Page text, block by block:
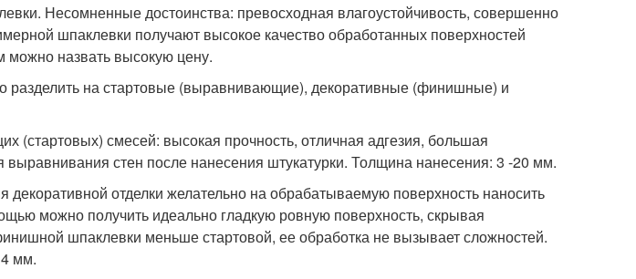
Несомненные достоинства: превосходная влагоустойчивость, совершенно
шпаклевки получают высокое качество обработанных поверхностей
можно назвать высокую цену.
разделить на стартовые (выравнивающие), декоративные (финишные) и
(стартовых) смесей: высокая прочность, отличная адгезия, большая
выравнивания стен после нанесения штукатурки. Толщина нанесения: 3 -20 мм.
декоративной отделки желательно на обрабатываемую поверхность наносить
можно получить идеально гладкую ровную поверхность, скрывая
шпаклевки меньше стартовой, ее обработка не вызывает сложностей.
мм.